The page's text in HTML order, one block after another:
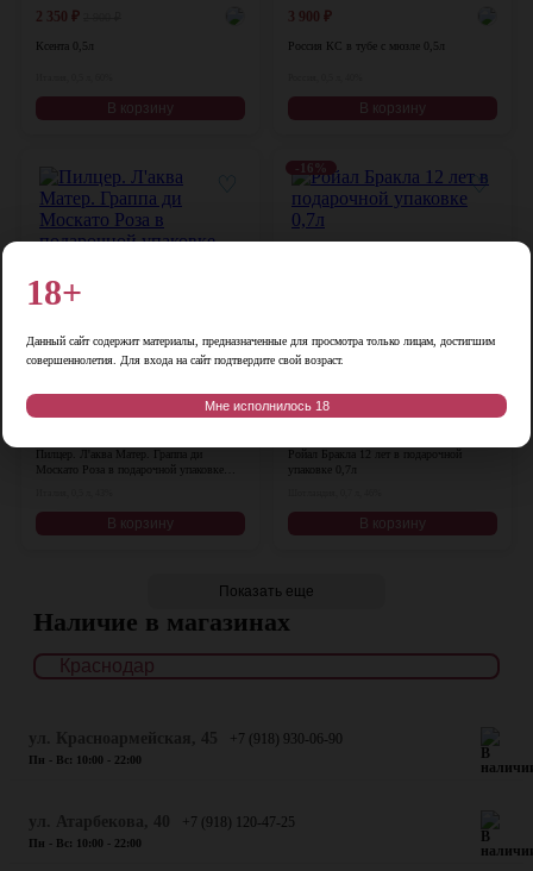
2 350 ₽
Ксента 0,5л
В корзину
3 900 ₽
Россия КС в тубе с мюзле 0,5л
В корзину
Цена:
Пилцер. Л'аква Матер. Граппа ди
Москато Роза в подарочной упаковке
В корзину
-16%
♡
Цена:
Ройал Бракла 12 лет в подарочной
упаковке 0,7л
В корзину
Показать еще
Наличие в магазинах
+7 (918) 930-06-90
Пн - Вс: 10:00 - 22:00
+7 (918) 120-47-25
Пн - Вс: 10:00 - 22:00
18+
Данный сайт содержит материалы, предназначенные для просмотра только лицам, достигшим
совершеннолетия. Для входа на сайт подтвердите свой возраст.
Мне исполнилось 18